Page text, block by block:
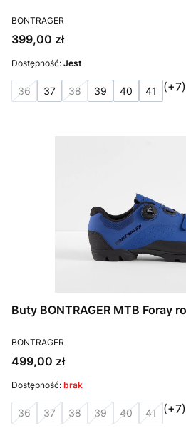
PRODUCENT
BONTRAGER
Cena
399,00 zł
Dostępność: Jest
36 37 38 39 40 41 (+7)
Buty BONTRAGER MTB Foray
PRODUCENT
BONTRAGER
Cena
499,00 zł
Dostępność: brak
36 37 38 39 40 41 (+7)